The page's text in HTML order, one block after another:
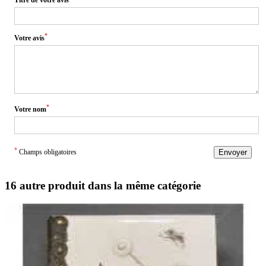
Votre avis*
Votre nom*
* Champs obligatoires Envoyer
16 autre produit dans la même catégorie